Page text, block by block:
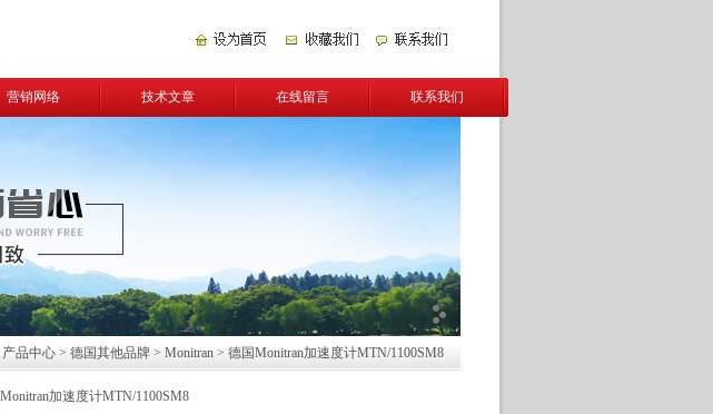
营销网络 技术文章 在线留言 联系我们
产品中心 > 德国其他品牌 > Monitran > 德国Monitran加速度计MTN/1100SM8
加速度计MTN/1100SM8